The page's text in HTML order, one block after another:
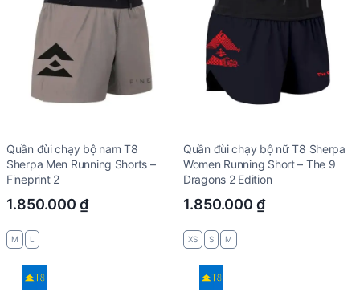
Quần đùi chạy bộ nam T8
Sherpa Men Running Shorts –
Fineprint 2
1.850.000 ₫
M L
Quần đùi chạy bộ nữ T8 Sherpa
Women Running Short – The 9
Dragons 2 Edition
1.850.000 ₫
XS S M